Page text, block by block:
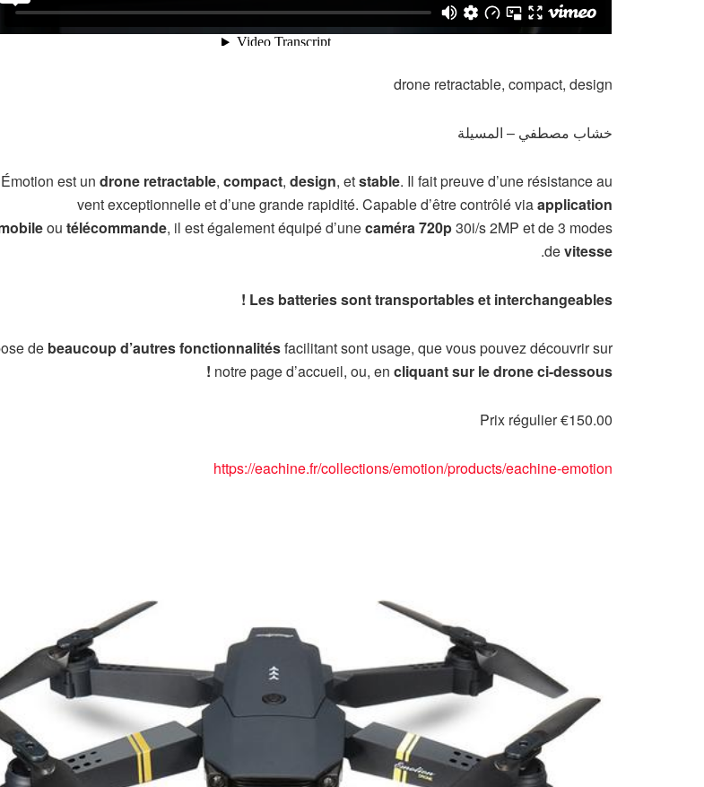
drone retractable, compact, design
خشاب مصطفي – المسيلة
est un drone retractable, compact, design, etstable. Il fait preuve d’une résistance au
vent exceptionnelle et d’une grande rapidité. Capable d’être contrôlé viaapplication
ou télécommande, il est également équipé d’unecaméra 720p30i/s 2MP et de 3 modes
devitesse
.
Les batteries sont transportables et interchangeables !
de beaucoup d’autres fonctionnalitésfacilitant sont usage, que vous pouvez découvrir sur
notre page d’accueil, ou, en cliquant sur le drone ci-dessous !
€150.00
Prix régulier
https://eachine.fr/collections/emotion/products/eachine-emotion